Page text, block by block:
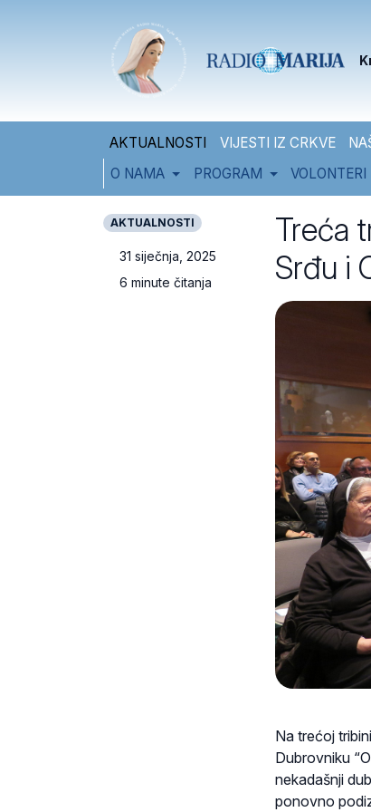
AKTUALNOSTI VIJESTI IZ CRKVE
O NAMA
PROGRAM VOLONTERI
AKTUALNOSTI
31 siječnja, 2025
6 minute čitanja
Treća
Srđu i
Na trećoj
Dubrovniku
nekadašnji
ponovno